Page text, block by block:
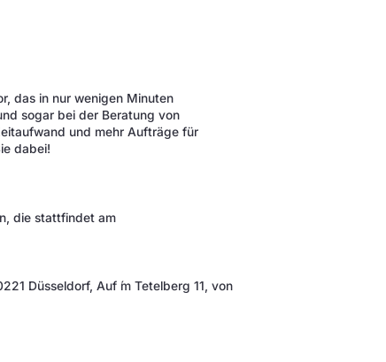
das in nur wenigen Minuten
sogar bei der Beratung von
und mehr Aufträge für
dabei!
die stattfindet am
Düsseldorf, Auf ́m Tetelberg 11, von